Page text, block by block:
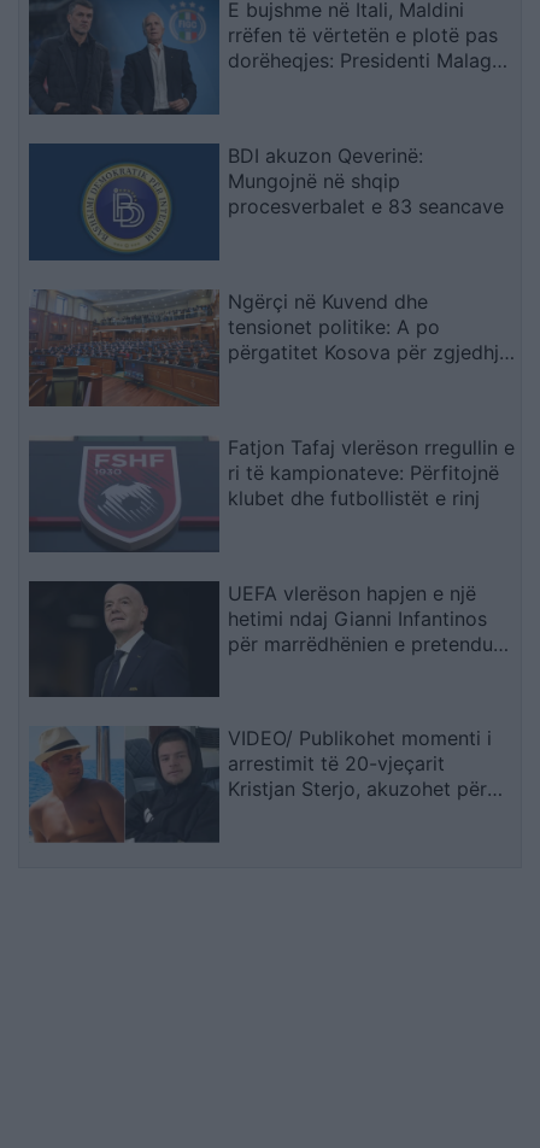
E bujshme në Itali, Maldini
rrëfen të vërtetën e plotë pas
dorëheqjes: Presidenti Malago
BDI akuzon Qeverinë:
Mungojnë në shqip
procesverbalet e 83 seancave
Ngërçi në Kuvend dhe
tensionet politike: A po
përgatitet Kosova për zgjedhje
Fatjon Tafaj vlerëson rregullin e
ri të kampionateve: Përfitojnë
klubet dhe futbollistët e rinj
UEFA vlerëson hapjen e një
hetimi ndaj Gianni Infantinos
për marrëdhënien e pretenduar
VIDEO/ Publikohet momenti i
arrestimit të 20-vjeçarit
Kristjan Sterjo, akuzohet për